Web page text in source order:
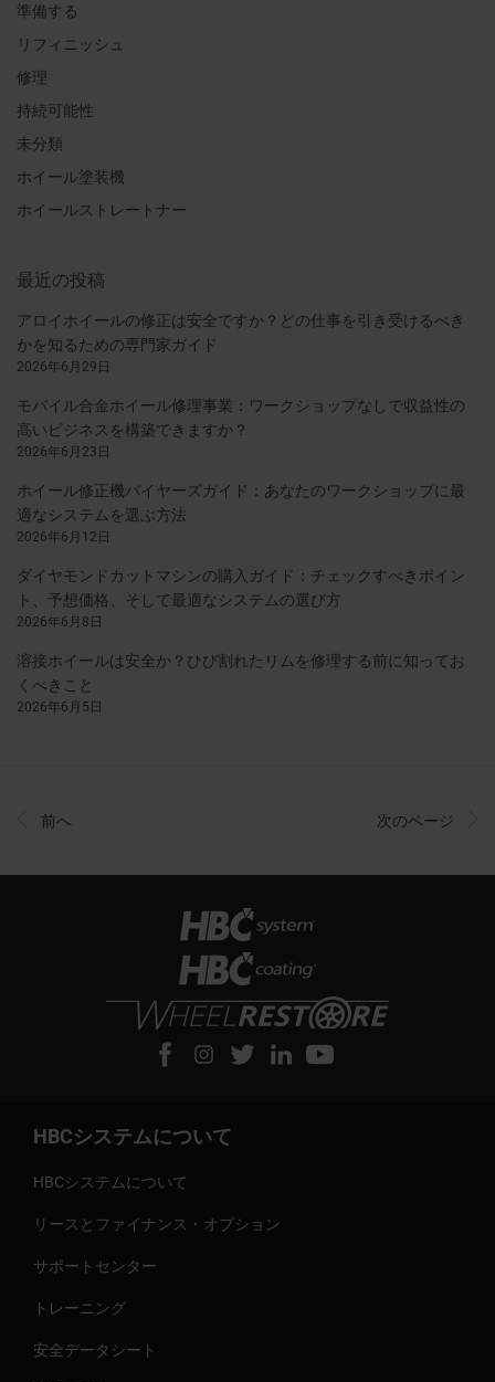
準備する
リフィニッシュ
修理
持続可能性
未分類
ホイール塗装機
ホイールストレートナー
最近の投稿
アロイホイールの修正は安全ですか？どの仕事を引き受けるべき
かを知るための専門家ガイド
2026年6月29日
モバイル合金ホイール修理事業：ワークショップなしで収益性の
高いビジネスを構築できますか？
2026年6月23日
ホイール修正機バイヤーズガイド：あなたのワークショップに最
適なシステムを選ぶ方法
2026年6月12日
ダイヤモンドカットマシンの購入ガイド：チェックすべきポイン
ト、予想価格、そして最適なシステムの選び方
2026年6月8日
溶接ホイールは安全か？ひび割れたリムを修理する前に知ってお
くべきこと
2026年6月5日
前へ 次のページ
HBCシステムについて
HBCシステムについて
リースとファイナンス・オプション
サポートセンター
トレーニング
安全データシート